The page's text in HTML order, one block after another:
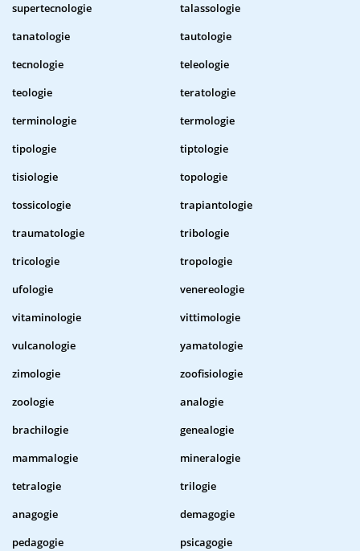
supertecnologie
talassologie
tanatologie
tautologie
tecnologie
teleologie
teologie
teratologie
terminologie
termologie
tipologie
tiptologie
tisiologie
topologie
tossicologie
trapiantologie
traumatologie
tribologie
tricologie
tropologie
ufologie
venereologie
vitaminologie
vittimologie
vulcanologie
yamatologie
zimologie
zoofisiologie
zoologie
analogie
brachilogie
genealogie
mammalogie
mineralogie
tetralogie
trilogie
anagogie
demagogie
pedagogie
psicagogie